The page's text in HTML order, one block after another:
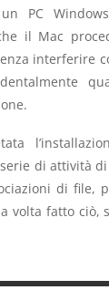
PC
il Mac
interferire
di attività
di file,
volta fatto ciò,